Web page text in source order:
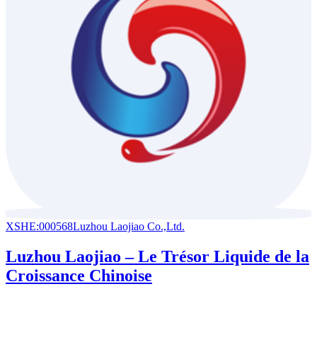
XSHE:000568Luzhou Laojiao Co.,Ltd.
Luzhou Laojiao – Le Trésor Liquide de la
Croissance Chinoise